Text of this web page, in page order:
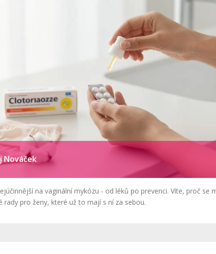
Nováček
na vaginální mykózu - od léků po prevenci. Víte, proč se
rady pro ženy, které už to mají s ní za sebou.